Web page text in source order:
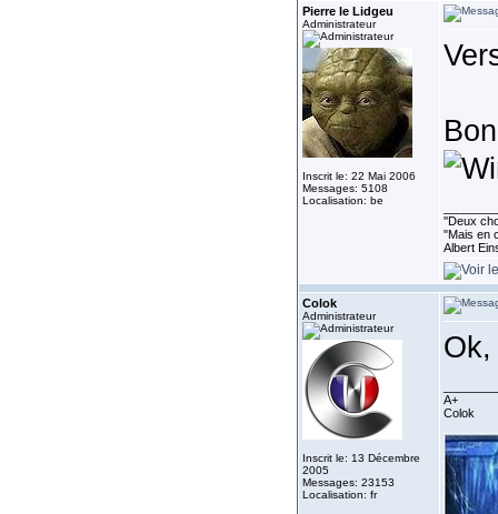
Pierre le Lidgeu
Administrateur
Inscrit le: 22 Mai 2006
Messages: 5108
Localisation: be
''Deux
"Mais en
Albert
Colok
Administrateur
Inscrit le: 13 Décembre
2005
Messages: 23153
Localisation: fr
A+
Colok